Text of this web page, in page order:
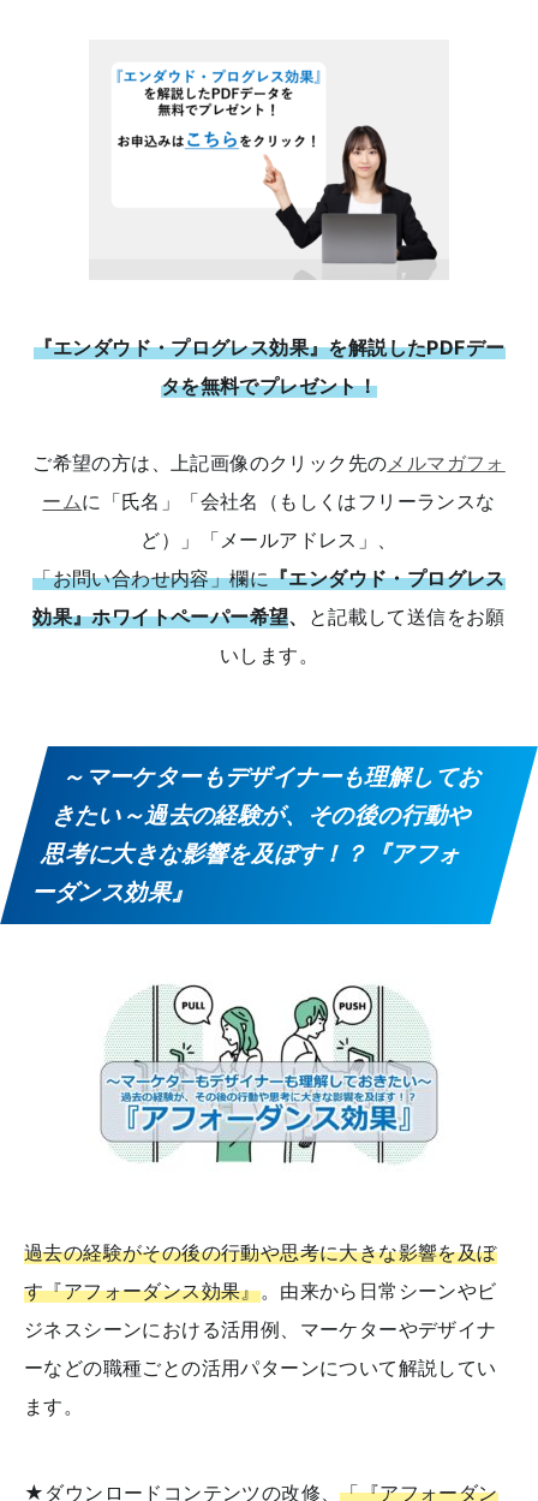
『エンダウド・プログレス効果』を解説したPDFデー
タを無料でプレゼント！
ご希望の方は、上記画像のクリック先の メルマガフォ
ームに「氏名」「会社名（もしくはフリーランスな
ど）」「メールアドレス」、
「お問い合わせ内容」欄に『エンダウド・プログレス
効果』ホワイトペーパー希望、
と記載して送信をお願
いします。
～マーケターもデザイナーも理解してお
きたい～過去の経験が、その後の行動や
思考に大きな影響を及ぼす！？『アフォ
ーダンス効果』
過去の経験がその後の行動や思考に大きな影響を及ぼ
す『アフォーダンス効果』。由来から日常シーンやビ
ジネスシーンにおける活用例、マーケターやデザイナ
ーなどの職種ごとの活用パターンについて解説してい
ます。
★ダウンロードコンテンツの改修、「『アフォーダン